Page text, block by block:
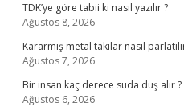
TDK’ye göre tabii ki nasıl yazılır ?
Ağustos 8, 2026
Kararmış metal takılar nasıl
Ağustos 7, 2026
Bir insan kaç derece suda duş alır ?
Ağustos 6, 2026